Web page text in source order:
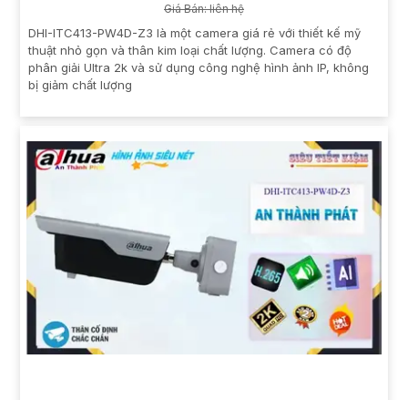
Giá Bán: liên hệ
DHI-ITC413-PW4D-Z3 là một camera giá rẻ với thiết kế mỹ
thuật nhỏ gọn và thân kim loại chất lượng. Camera có độ
phân giải Ultra 2k và sử dụng công nghệ hình ảnh IP, không
bị giảm chất lượng